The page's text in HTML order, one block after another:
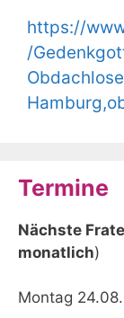
https://
/
Termine
Nächste
monatlich)
Montag